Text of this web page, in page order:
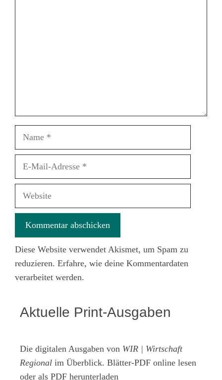
Name
Website
Diese Website verwendet Akismet, um Spam zu
reduzieren. Erfahre, wie deine Kommentardaten
verarbeitet werden.
Aktuelle Print-Ausgaben
Die digitalen Ausgaben von WIR | Wirtschaft
Regional im Überblick. Blätter-PDF online lesen
oder als PDF herunterladen